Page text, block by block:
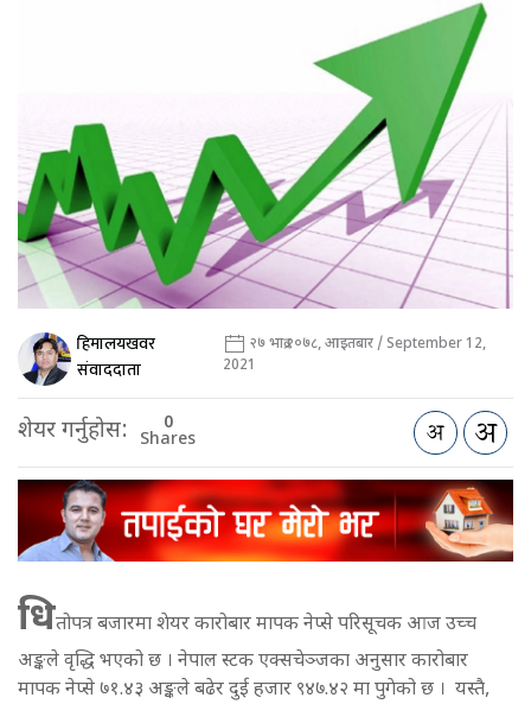
हिमालयखवर
संवाददाता
२७ भाद्र २०७८, आइतबार / September 12,
2021
शेयर गर्नुहोस: 0
Shares
धितोपत्र बजारमा शेयर कारोबार मापक नेप्से परिसूचक आज उच्च
अङ्कले वृद्धि भएको छ । नेपाल स्टक एक्सचेञ्जका अनुसार कारोबार
मापक नेप्से ७१.४३ अङ्कले बढेर दुई हजार ९४७.४२ मा पुगेको छ । यस्तै,